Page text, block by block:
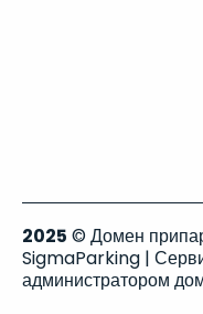
2025 © Домен
SigmaParking |
администратором